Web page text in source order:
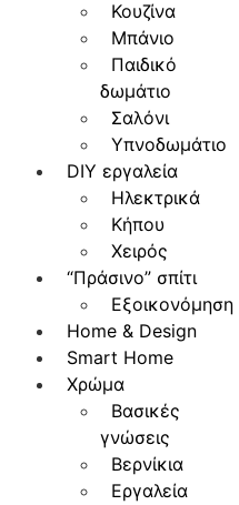
Κουζίνα
Μπάνιο
Παιδικό
δωμάτιο
Σαλόνι
Υπνοδωμάτιο
DIY εργαλεία
Ηλεκτρικά
Κήπου
Χειρός
“Πράσινο” σπίτι
Εξοικονόμηση
Home & Design
Smart Home
Χρώμα
Βασικές
γνώσεις
Βερνίκια
Εργαλεία